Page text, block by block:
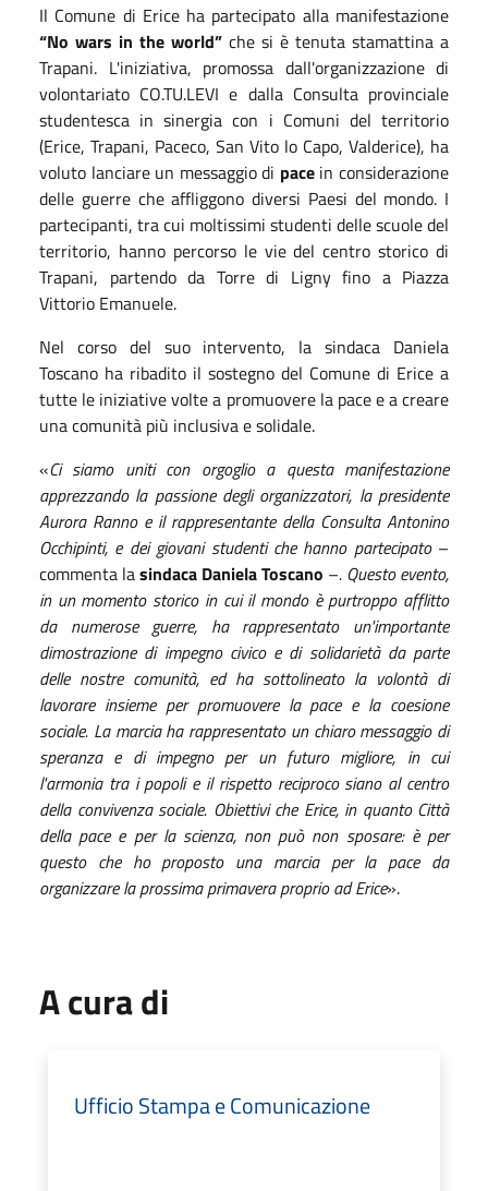
Il Comune di Erice ha partecipato alla manifestazione
“No wars in the world” che si è tenuta stamattina a
Trapani. L'iniziativa, promossa dall'organizzazione di
volontariato CO.TU.LEVI e dalla Consulta provinciale
studentesca in sinergia con i Comuni del territorio
(Erice, Trapani, Paceco, San Vito lo Capo, Valderice), ha
voluto lanciare un messaggio di pacein considerazione
delle guerre che affliggono diversi Paesi del mondo. I
partecipanti, tra cui moltissimi studenti delle scuole del
territorio, hanno percorso le vie del centro storico di
Trapani, partendo da Torre di Ligny fino a Piazza
Vittorio Emanuele.
Nel corso del suo intervento, la sindaca Daniela
Toscano ha ribadito il sostegno del Comune di Erice a
tutte le iniziative volte a promuovere la pace e a creare
una comunità più inclusiva e solidale.
«Ci siamo uniti con orgoglio a questa manifestazione
apprezzando la passione degli organizzatori, la presidente
Aurora Ranno e il rappresentante della Consulta Antonino
Occhipinti, e dei giovani studenti che hanno partecipato–
commenta lasindaca Daniela Toscano –. Questo evento,
in un momento storico in cui il mondo è purtroppo afflitto
da numerose guerre, ha rappresentato un'importante
dimostrazione di impegno civico e di solidarietà da parte
delle nostre comunità, ed ha sottolineato la volontà di
lavorare insieme per promuovere la pace e la coesione
sociale. La marcia ha rappresentato un chiaro messaggio di
speranza e di impegno per un futuro migliore, in cui
l'armonia tra i popoli e il rispetto reciproco siano al centro
della convivenza sociale. Obiettivi che Erice, in quanto Città
della pace e per la scienza, non può non sposare: è per
questo che ho proposto una marcia per la pace da
organizzare la prossima primavera proprio ad Erice».
A cura di
Ufficio Stampa e Comunicazione